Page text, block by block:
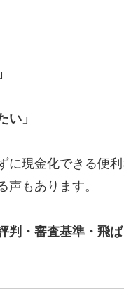
い」
に現金化できる便
もあります。
判・審査基準・飛